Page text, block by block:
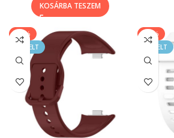
KOSÁRBA TESZEM
-20%
KIEMELT
-40%
KIEMELT